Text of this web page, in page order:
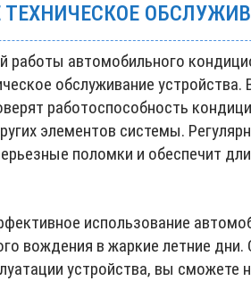
ТЕХНИЧЕСКОЕ
работы автомобильного
обслуживание
работоспособность
элементов системы.
поломки и обеспечит
использование
вождения в жаркие летние
устройства, вы сможете